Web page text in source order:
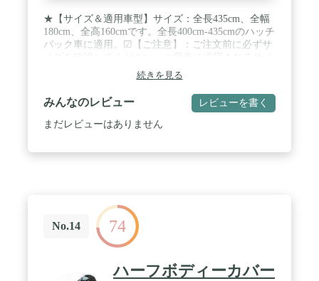
★【サイズ＆適用車型】サイズ：全長435cm、全幅
180cm、全高160cmです。全長400cm-435cmのハッチ
バック車に適用。☑【ご注意】：ご注文前に必ずサ
ズについては、出品者にお問い合わせいただくこと
も可能です。 / ★【強風対策】前後裾に伸縮性を持
たせているので、車への装着が楽に行えます。 カバ
ーを取り付けた後、オーナーは4つの車輪のところ
でストラップを結べば、風によるカバーのがたつき
にはファスナーが付いています。 車カバーをかけて
いて、ふと車内に忘れ物をしたことを思い出して
も、ジッパーを開ければ1秒で取り出せます。 ジッ
パーがないと、何度もカバーを取り外したり、戻し
たりする手間がかかります。Favoto車カバーは、実
用性と利便性を兼ね備えており、日常生活の中で愛
続きを見る
みんなのレビュー レビューを書く
まだレビューはありません
No.14 74
ハーフボディーカバー